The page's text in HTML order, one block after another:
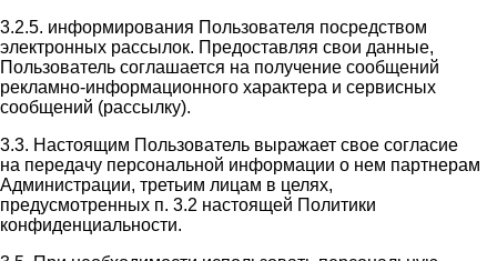
3.2.5. информирования Пользователя посредством
электронных рассылок. Предоставляя свои данные,
Пользователь соглашается на получение сообщений
рекламно-информационного характера и сервисных
сообщений (рассылку).
3.3. Настоящим Пользователь выражает свое согласие
на передачу персональной информации о нем партнерам
Администрации, третьим лицам в целях,
предусмотренных п. 3.2 настоящей Политики
конфиденциальности.